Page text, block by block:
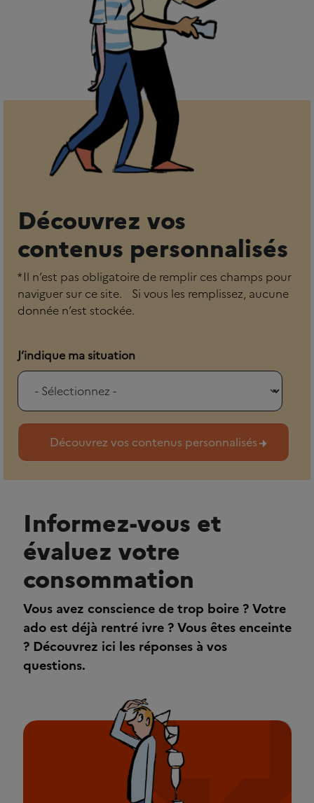
Découvrez vos
contenus personnalisés
* Il n’est pas obligatoire de remplir ces champs pour
naviguer sur ce site. Si vous les remplissez, aucune
donnée n’est stockée.
J’indique ma situation
Informez-vous et
évaluez votre
consommation
Vous avez conscience de trop boire ? Votre
ado est déjà rentré ivre ? Vous êtes enceinte
? Découvrez ici les réponses à vos
questions.